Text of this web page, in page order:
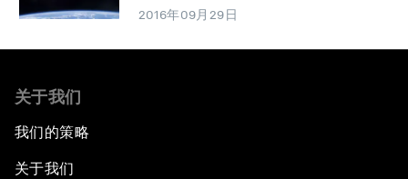
2016年09月29日
关于我们
我们的策略
关于我们